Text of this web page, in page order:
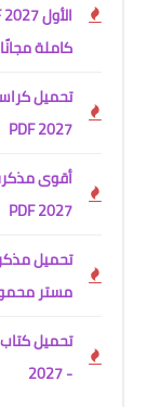
كاملة مجانًا
تحميل
2027 PDF
أقوى مذكرة
2027 PDF
مستر
- 2027